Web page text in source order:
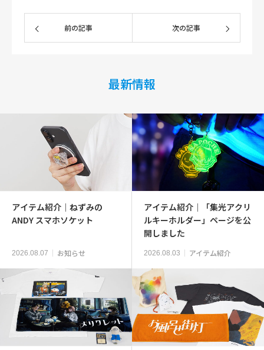
前の記事 次の記事
最新情報
アイテム紹介｜ねずみの
ANDY スマホソケット
2026.08.07 お知らせ
アイテム紹介｜「集光アクリ
ルキーホルダー」ページを公
開しました
2026.08.03 アイテム紹介